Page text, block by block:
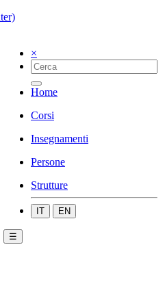
×
Home
Corsi
Insegnamenti
Persone
Strutture
IT EN
☰